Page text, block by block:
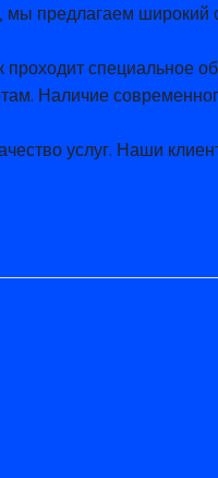
, мы предлагаем широкий
специальное
Наличие
услуг. Наши